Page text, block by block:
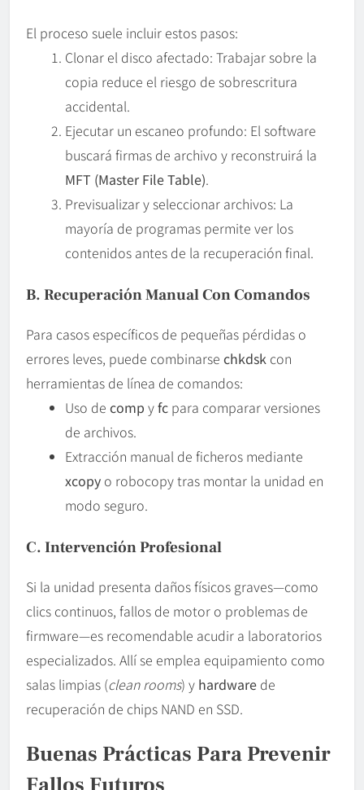
El proceso suele incluir estos pasos:
Clonar el disco afectado: Trabajar sobre la
copia reduce el riesgo de sobrescritura
accidental.
Ejecutar un escaneo profundo: El software
buscará firmas de archivo y reconstruirá la
MFT (Master File Table).
Previsualizar y seleccionar archivos: La
mayoría de programas permite ver los
contenidos antes de la recuperación final.
B. Recuperación Manual Con Comandos
Para casos específicos de pequeñas pérdidas o
errores leves, puede combinarse chkdsk con
herramientas de línea de comandos:
Uso de comp yfc para comparar versiones
de archivos.
Extracción manual de ficheros mediante
xcopy o robocopy tras montar la unidad en
modo seguro.
C. Intervención Profesional
Si la unidad presenta daños físicos graves—como
clics continuos, fallos de motor o problemas de
firmware—es recomendable acudir a laboratorios
especializados. Allí se emplea equipamiento como
salas limpias (clean rooms) y hardware de
recuperación de chips NAND en SSD.
Buenas Prácticas Para Prevenir